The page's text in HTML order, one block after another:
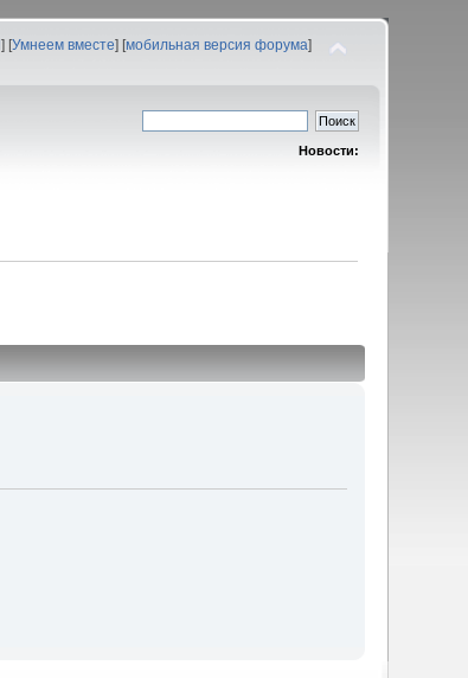
] [Умнеем вместе] [мобильная версия форума]
Новости: